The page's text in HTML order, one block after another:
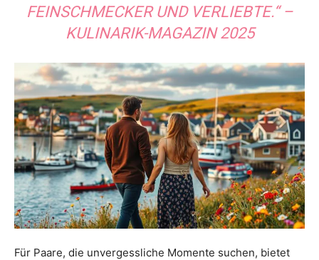
FEINSCHMECKER UND VERLIEBTE.“ –
KULINARIK-MAGAZIN 2025
Für Paare, die unvergessliche Momente suchen, bietet